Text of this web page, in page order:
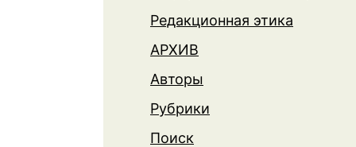
Редакционная этика
АРХИВ
Авторы
Рубрики
Поиск